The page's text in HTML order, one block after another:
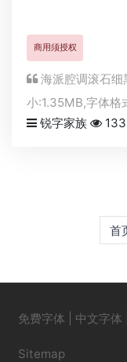
商用须授权
海派腔调滚石细
小:1.35MB,字体格
锐字家族
首
免费字体 中文字体
Sitemap